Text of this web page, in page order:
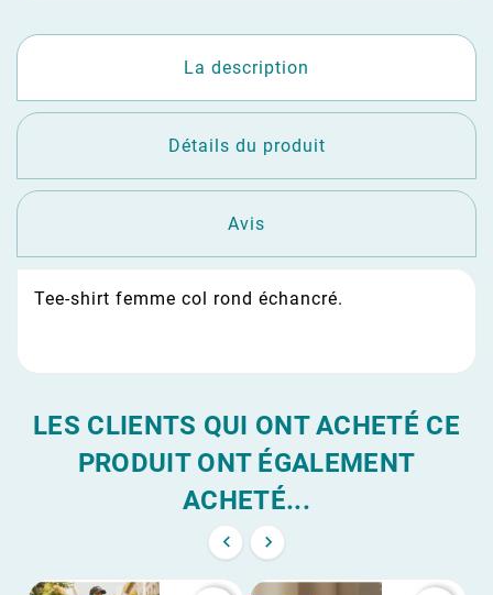
La description
Détails du produit
Avis
Tee-shirt femme col rond échancré.
LES CLIENTS QUI ONT ACHETÉ CE
PRODUIT ONT ÉGALEMENT
ACHETÉ...
 